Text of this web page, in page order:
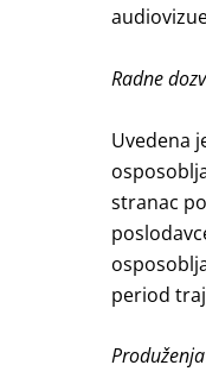
Radne
Uvedena
stranac
period